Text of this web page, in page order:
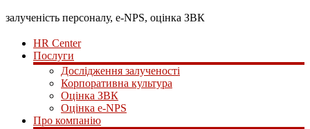
залученість персоналу, e-NPS, оцінка ЗВК
HR Center
Послуги
Дослідження залученості
Корпоративна культура
Оцінка ЗВК
Оцінка e-NPS
Про компанію